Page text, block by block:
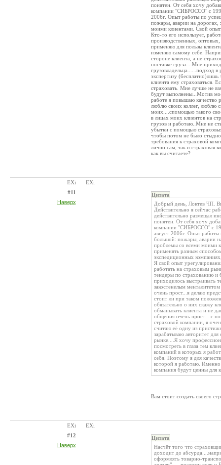
понятен. От себя хочу
компании "СИБРОССО" с
2006г. Опыт работы по
пожары, аварии на дорогах,
моими клиентами. Свой
Кто-то его использует,
производственных,
применяю для пользы
изменяю самому себе.
стороне клиента, а не
поставке груза....Мне
грузовладельца......подход
экспертизу
клиента ему страховаться.
страховать. Мне лучше не
будут выполнены...Мотив
работе я повышаю качество
люблю своих коллег, люблю
моих....спомощью такого
в лицах моих клиентов на
грузов и работаю..Мне не
убытки с помощью
чтобы потом не было стыдно
требования к страховой
лично сам, так и страховая
как вы считаете?
EXi
#11
Наверх
EXi
Цитата
Добрый день, Локтев ЧП.
Действительно я сейчас
действительно размещал
понятен. От себя хочу
компании "СИБРОССО" с
август 2006г. Опыт работы
большой: пожары, аварии
проблемы со всеми моими
применять разным
экспедиционных
Я свой опыт
работать на страховым
тендеры по страхованию и
приходилось выстраивать
закостенелым
очень прост...я делаю
стоит ли при таком
обязательно о них скажу
обманывать клиента и не
общения очень прост... с
страховой компании, я
считаю её одну из
зарабатываю авторитет
рынке....Я хочу
посмотреть в глаза тем
компаний в которых я
себя. Поэтому я для
которой я работаю. Именно
компания будут ценны для
Вам стоит создать своего
EXi
#12
Наверх
EXi
Цитата
Насчёт того что
доходит до
оформлять товарно-